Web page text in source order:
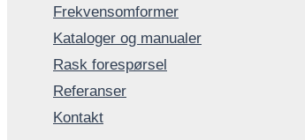
Frekvensomformer
Kataloger og manualer
Rask forespørsel
Referanser
Kontakt